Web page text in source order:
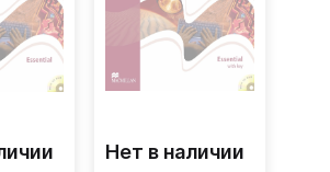
Нет в наличии